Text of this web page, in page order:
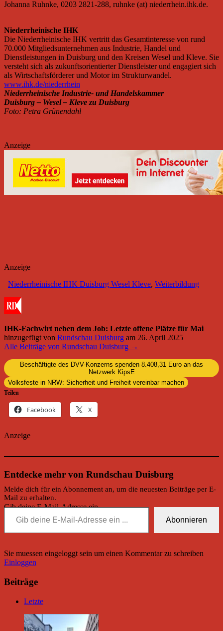
Johanna Ruhnke, 0203 2821-288, ruhnke (at) niederrhein.ihk.de.
Niederrheinische IHK
Die Niederrheinische IHK vertritt das Gesamtinteresse von rund
70.000 Mitgliedsunternehmen aus Industrie, Handel und
Dienstleistungen in Duisburg und den Kreisen Wesel und Kleve. Sie
versteht sich als zukunftsorientierter Dienstleister und engagiert sich
als Wirtschaftsförderer und Motor im Strukturwandel.
www.ihk.de/niederrhein
Niederrheinische Industrie- und Handelskammer
Duisburg – Wesel – Kleve zu Duisburg
Foto: Petra Grünendahl
Anzeige
Anzeige
Niederrheinische IHK Duisburg Wesel Kleve, Weiterbildung
IHK-Fachwirt neben dem Job: Letzte offene Plätze für Mai
hinzugefügt von Rundschau Duisburg am 26. April 2025
Alle Beiträge von Rundschau Duisburg →
Beschäftigte des DVV-Konzerns spenden 8.408,31 Euro an das
Netzwerk KipsE
Volksfeste in NRW: Sicherheit und Freiheit vereinbar machen
Teilen
Facebook X
Anzeige
Entdecke mehr von Rundschau Duisburg
Melde dich für ein Abonnement an, um die neuesten Beiträge per E-
Mail zu erhalten.
Gib deine E-Mail-Adresse ein ...
Abonnieren
Sie muessen eingeloggt sein um einen Kommentar zu schreiben
Einloggen
Beiträge
Letzte